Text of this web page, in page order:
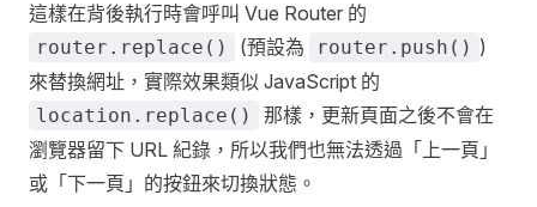
這樣在背後執行時會呼叫 Vue Router 的
router.replace() (預設為 router.push() )
來替換網址，實際效果類似 JavaScript 的
location.replace()
那樣，更新頁面之後不會在
瀏覽器留下 URL 紀錄，所以我們也無法透過「上一頁」
或「下一頁」的按鈕來切換狀態。